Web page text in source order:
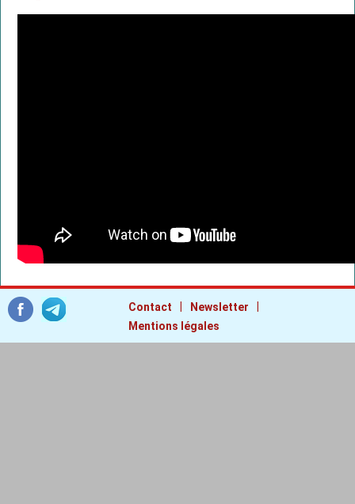
Contact Newsletter
Mentions légales